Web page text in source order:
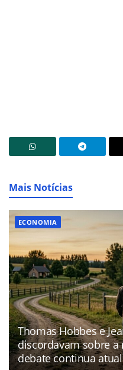
Mais Notícias
ECONOMIA
Thomas Hobbes e
discordavam sobre a
debate continua atual